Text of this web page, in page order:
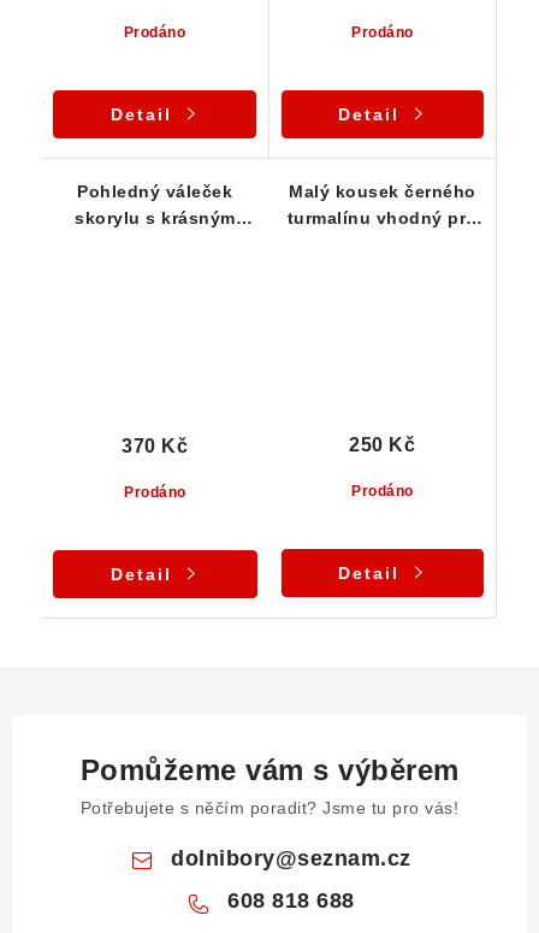
Prodáno
Detail
Prodáno
Detail
Pohledný váleček
skorylu s krásným
Prodáno
370 Kč
Detail
Malý kousek černého
turmalínu vhodný pro
Prodáno
250 Kč
Detail
Pomůžeme vám s výběrem
Potřebujete s něčím poradit? Jsme tu pro vás!
dolnibory@seznam.cz
608 818 688